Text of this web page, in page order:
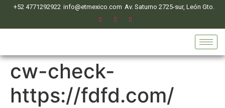
+52 4771292922 info@etmexico.com Av. Saturno 2725-sur, León Gto.
cw-check-
https://fdfd.com/